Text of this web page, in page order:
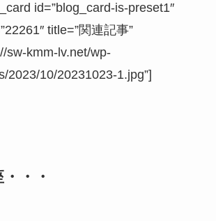
id=”blog_card-is-preset1″
title=”関連記事”
sw-kmm-lv.net/wp-
2023/10/20231023-1.jpg”]
・・